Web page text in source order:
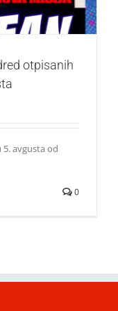
otpisanih
5. avgusta od
0